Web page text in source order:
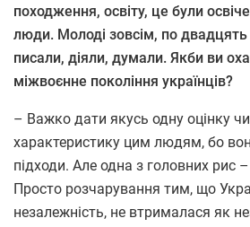
походження, освіту, це були
люди. Молоді зовсім, по
писали, діяли, думали. Якби ви
міжвоєнне покоління українців?
– Важко дати якусь одну оцінку
характеристику цим людям, бо
підходи. Але одна з головних рис
Просто розчарування тим, що
незалежність, не втрималася як